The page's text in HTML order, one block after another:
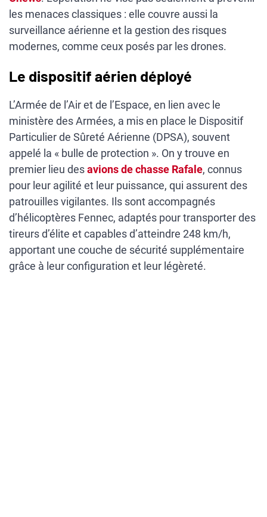
les menaces classiques : elle couvre aussi la
surveillance aérienne et la gestion des risques
modernes, comme ceux posés par les drones.
Le dispositif aérien déployé
L’Armée de l’Air et de l’Espace, en lien avec le
ministère des Armées, a mis en place le Dispositif
Particulier de Sûreté Aérienne (DPSA), souvent
appelé la « bulle de protection ». On y trouve en
premier lieu desavions de chasse Rafale, connus
pour leur agilité et leur puissance, qui assurent des
patrouilles vigilantes. Ils sont accompagnés
d’hélicoptères Fennec, adaptés pour transporter des
tireurs d’élite et capables d’atteindre 248 km/h,
apportant une couche de sécurité supplémentaire
grâce à leur configuration et leur légèreté.